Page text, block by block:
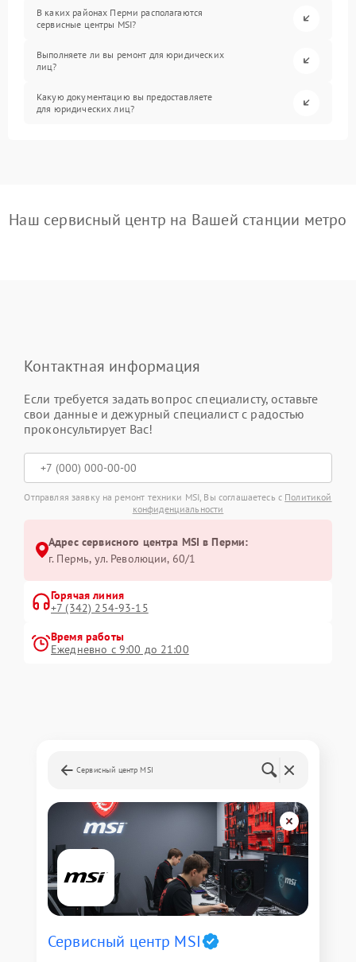
В каких районах Перми располагаются
сервисные центры MSI?
Выполняете ли вы ремонт для юридических
лиц?
Какую документацию вы предоставляете
для юридических лиц?
Наш сервисный центр на Вашей станции метро
Контактная информация
Если требуется задать вопрос специалисту, оставьте
свои данные и дежурный специалист с радостью
проконсультирует Вас!
Отправляя заявку на ремонт техники MSI, Вы соглашаетесь с Политикой
конфиденциальности
Адрес сервисного центра MSI в Перми:
г. Пермь, ул. ​Революции, 60/1
Горячая линия
+7 (342) 254-93-15
Время работы
Ежедневно с 9:00 до 21:00
Сервисный центр MSI
Сервисный центр MSI